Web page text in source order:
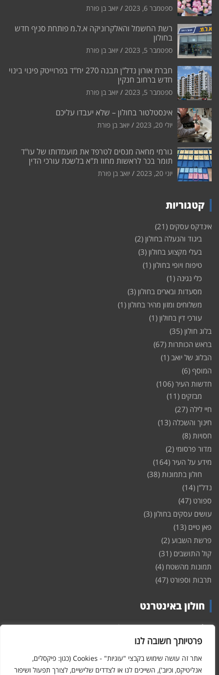
פרטיותך חשובה לנו
אתר זה עושה שימוש בקבצי "עוגיות" - Cookies (כגון: פיקסלים,
אנליטיקס, וכיוב'), השייכים לנו או לצדדים שלישיים, לצורך תפעול ושיפור
ספטמבר 6, 2023 יואב בן פורת
רשת החשמל והאלקרוניקה א.ל.מ פותחת סניף חדש
בחולון
ספטמבר 5, 2023 יואב בן פורת
חברת אורון נדל"ן תבנה 270 יח"ד בפרוייטק פינוי בינוי
חדש ברחוב חנקין
ספטמבר 5, 2023 יואב בן פורת
אינסטלטור בחולון – שלא יעבדו עליכם
יולי 20, 2023 יואב בן פורת
גורמי מחאה מנסים לטרפד את מועמדותו של עו"ד
תומר בכר לראשות מחוז ת"א בלשכת עורכי הדין
יוני 20, 2023 יואב בן פורת
קטגוריות
אינדקס עסקים (21)
ביגוד והנעלה בחולון (2)
בעלי מקצוע בחולון (3)
טיפוח ויופי בחולון (1)
כלי נגינה (1)
מסעדות ובארים בחולון (3)
משלוחים ומזון מהיר בחולון (1)
עורכי דין בחולון (1)
בלוג חולון (35)
בראש הכותרות (67)
הבלוג של יואב (1)
המוסף (6)
חדשות העיר (106)
מבזקים (11)
חיי לילה (27)
חינוך והשכלה (13)
חסויות (8)
מדור פרסומי (2)
מידע על העיר (164)
חולון בתמונות (38)
נדל"ן (14)
ספורט (47)
עושים עסקים בחולון (3)
פאן טיים (13)
פרשת השבוע (2)
קול התושבים (31)
תמונות מהשטח (4)
תרבות וספורט (47)
חולון באינטרנט
חולוןבאינטרנט – האתר שמביא לכם עדכונים ומידע מהשטח מהעיר
חולון. במה פתוחה לקול תושבי חולון באינטרנט, מידע על
ופרוייקטים חדשים בעיר, חיי לילה, וכן טורי דעה, עסקים בחולון, ודיונים על
הנעשה בעיר. אתם מוזמנים ומוזמנות להשתתף בדיון ולשלוח לנו כתבות
ואף להגיב על הכתבות המפורסמות באתר.